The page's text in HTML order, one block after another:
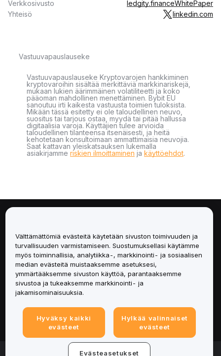
Verkkosivusto ledgity.financeWhitePaper
Yhteisö
linkedin.com
Vastuuvapauslauseke
Vastuuvapauslauseke Kryptovarojen hankkiminen
kryptovaroihin sisältää merkittäviä markkinariskejä,
mukaan lukien äärimmäinen volatiliteetti ja koko
pääoman mahdollinen menettäminen. Bybit EU
sanoutuu irti kaikesta vastuusta toimien tuloksista.
Mikään tässä esitetty ei ole taloudellinen neuvo,
suositus tai tarjous ostaa, myydä tai pitää hallussa
digitaalisia varoja. Käyttäjien tulee arvioida
taloudellinen tilanteensa itsenäisesti, ja heitä
kehotetaan konsultoimaan ammattimaisia neuvojia.
Saat kattavan yleiskatsauksen lukemalla
asiakirjamme riskien ilmoittaminen ja käyttöehdot.
Palvelut
Tuki
Tuotteet
Lakiasiat
© 2025-2026 Bybit.eu. Kaikki oikeudet pidätetään.
Välttämättömiä evästeitä käytetään sivuston toimivuuden ja
turvallisuuden varmistamiseen. Suostumuksellasi käytämme
myös toiminnallisia, analytiikka-, markkinointi- ja sosiaalisen
median evästeitä muistaaksemme asetuksesi,
ymmärtääksemme sivuston käyttöä, parantaaksemme
sivustoa ja tukeaksemme markkinointi- ja
jakamisominaisuuksia.
Hyväksy kaikki
evästeet
Hylkää valinnaiset
evästeet
Evästeasetukset